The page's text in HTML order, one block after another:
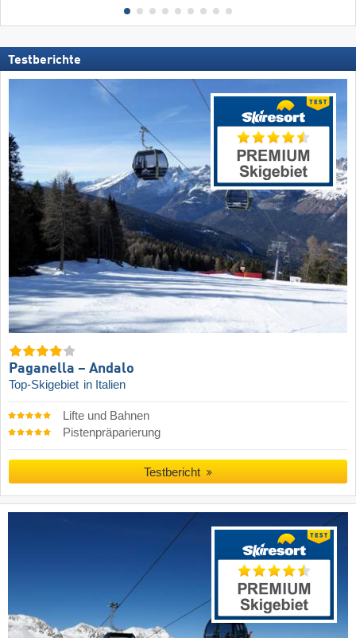
Testberichte
Paganella – Andalo
Top-Skigebiet in Italien
Lifte und Bahnen
Pistenpräparierung
Testbericht